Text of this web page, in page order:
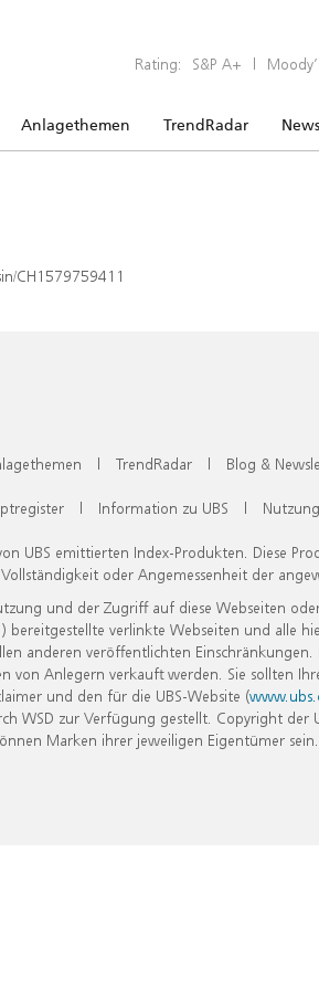
Rating: S&P A+ |
Anlagethemen TrendRadar
CH1579759411
| TrendRadar | Blog &
| Information zu UBS |
UBS emittierten Index-Produkten. Diese
oder Angemessenheit der
und der Zugriff auf diese Webseiten
verlinkte Webseiten und alle
anderen veröffentlichten
Anlegern verkauft werden. Sie sollten
und den für die UBS-Website (
zur Verfügung gestellt. Copyright der
Marken ihrer jeweiligen Eigentümer